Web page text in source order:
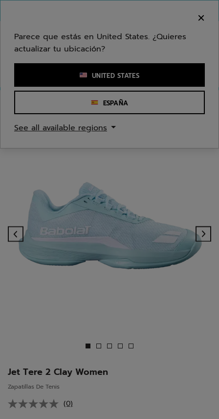
Ingresar una palabra clave o un número de artículo
Previous
Jet Tere 2 Clay Women
Zapatillas De Tenis
Sin
(0)
Parece que estás en United States. ¿Quieres
actualizar tu ubicación?
UNITED STATES
ESPAÑA
See all available regions